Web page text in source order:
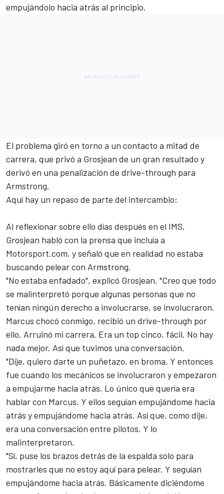
empujándolo hacia atrás al principio.
El problema giró en torno a un contacto a mitad de
carrera, que privó a Grosjean de un gran resultado y
derivó en una penalización de drive-through para
Armstrong.
Aquí hay un repaso de parte del intercambio:
Al reflexionar sobre ello días después en el IMS,
Grosjean habló con la prensa que incluía a
Motorsport.com, y señaló que en realidad no estaba
buscando pelear con Armstrong.
"No estaba enfadado", explicó Grosjean. "Creo que todo
se malinterpretó porque algunas personas que no
tenían ningún derecho a involucrarse, se involucraron.
Marcus chocó conmigo, recibió un drive-through por
ello. Arruinó mi carrera. Era un top cinco, fácil. No hay
nada mejor. Así que tuvimos una conversación.
"Dije, quiero darte un puñetazo, en broma. Y entonces
fue cuando los mecánicos se involucraron y empezaron
a empujarme hacia atrás. Lo único que quería era
hablar con Marcus. Y ellos seguían empujándome hacia
atrás y empujándome hacia atrás. Así que, como dije,
era una conversación entre pilotos. Y lo
malinterpretaron.
"Sí, puse los brazos detrás de la espalda solo para
mostrarles que no estoy aquí para pelear. Y seguían
empujándome hacia atrás. Básicamente diciéndome